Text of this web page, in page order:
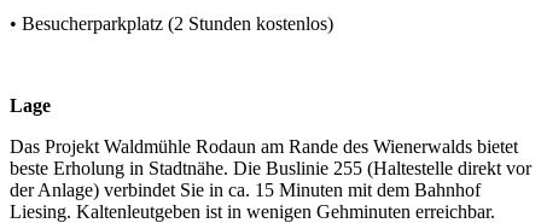
• Besucherparkplatz (2 Stunden kostenlos)
Lage
Das Projekt Waldmühle Rodaun am Rande des Wienerwalds bietet
beste Erholung in Stadtnähe. Die Buslinie 255 (Haltestelle direkt vor
der Anlage) verbindet Sie in ca. 15 Minuten mit dem Bahnhof
Liesing. Kaltenleutgeben ist in wenigen Gehminuten erreichbar.